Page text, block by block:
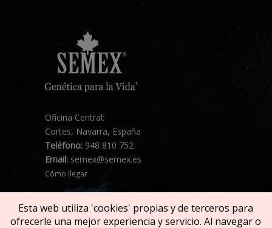
Oficina Central:
Cortes, Navarra, España
Teléfono: 948 810 752
Email: semex@semex.es
Cómo llegar
Esta web utiliza 'cookies' propias y de terceros para
ofrecerle una mejor experiencia y servicio. Al navegar o